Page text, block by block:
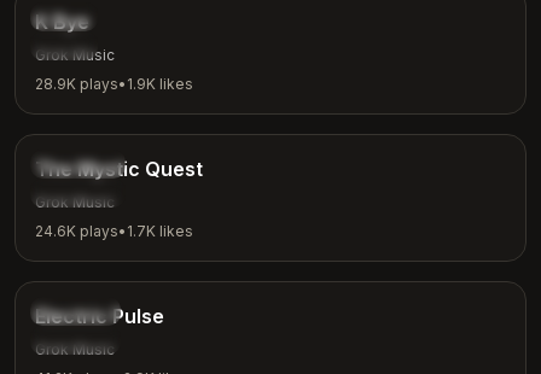
Indie
K Bye
Grok Music
28.9K plays• 1.9K likes
Fantasy
The Mystic Quest
Grok Music
24.6K plays• 1.7K likes
Electronic
Electric Pulse
Grok Music